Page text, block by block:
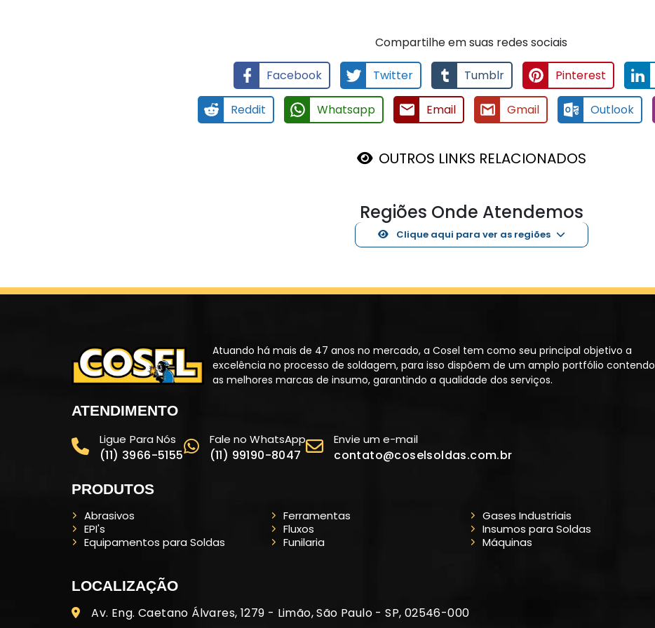
Compartilhe em suas redes sociais
Facebook Twitter Tumblr Pinterest
Reddit Whatsapp Email Gmail Outlook
OUTROS LINKS RELACIONADOS
Regiões Onde Atendemos
Clique aqui para ver as regiões
Atuando há mais de 47 anos no mercado, a Cosel tem como seu principal objetivo a
excelência no processo de soldagem, para isso dispõem de um amplo portfólio contendo
as melhores marcas de insumo, garantindo a qualidade dos serviços.
ATENDIMENTO
Ligue Para Nós
(11) 3966-5155
Fale no WhatsApp
(11) 99190-8047
Envie um e-mail
contato@coselsoldas.com.br
PRODUTOS
Abrasivos
EPI's
Equipamentos para Soldas
Ferramentas
Fluxos
Funilaria
Gases Industriais
Insumos para Soldas
Máquinas
LOCALIZAÇÃO
Av. Eng. Caetano Álvares, 1279 - Limão, São Paulo - SP, 02546-000